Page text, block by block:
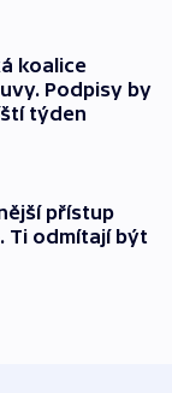
koalice
Podpisy by
týden
přístup
Ti odmítají být